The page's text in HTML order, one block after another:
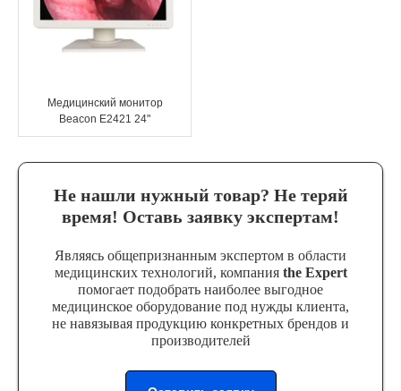
Медицинский монитор
Beacon E2421 24"
Не нашли нужный товар? Не теряй
время! Оставь заявку экспертам!
Являясь общепризнанным экспертом в области
медицинских технологий, компания the Expert
помогает подобрать наиболее выгодное
медицинское оборудование под нужды клиента,
не навязывая продукцию конкретных брендов и
производителей